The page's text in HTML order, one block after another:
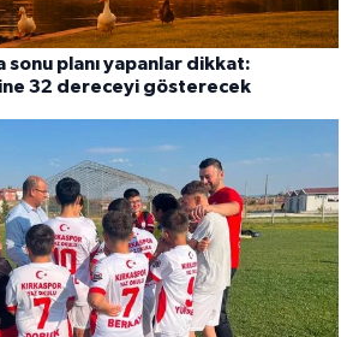
sonu planı yapanlar dikkat:
32 dereceyi gösterecek